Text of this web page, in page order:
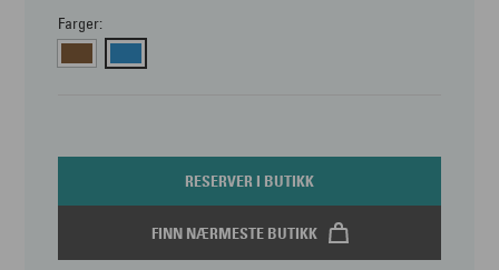
Farger:
RESERVER I BUTIKK
FINN NÆRMESTE BUTIKK